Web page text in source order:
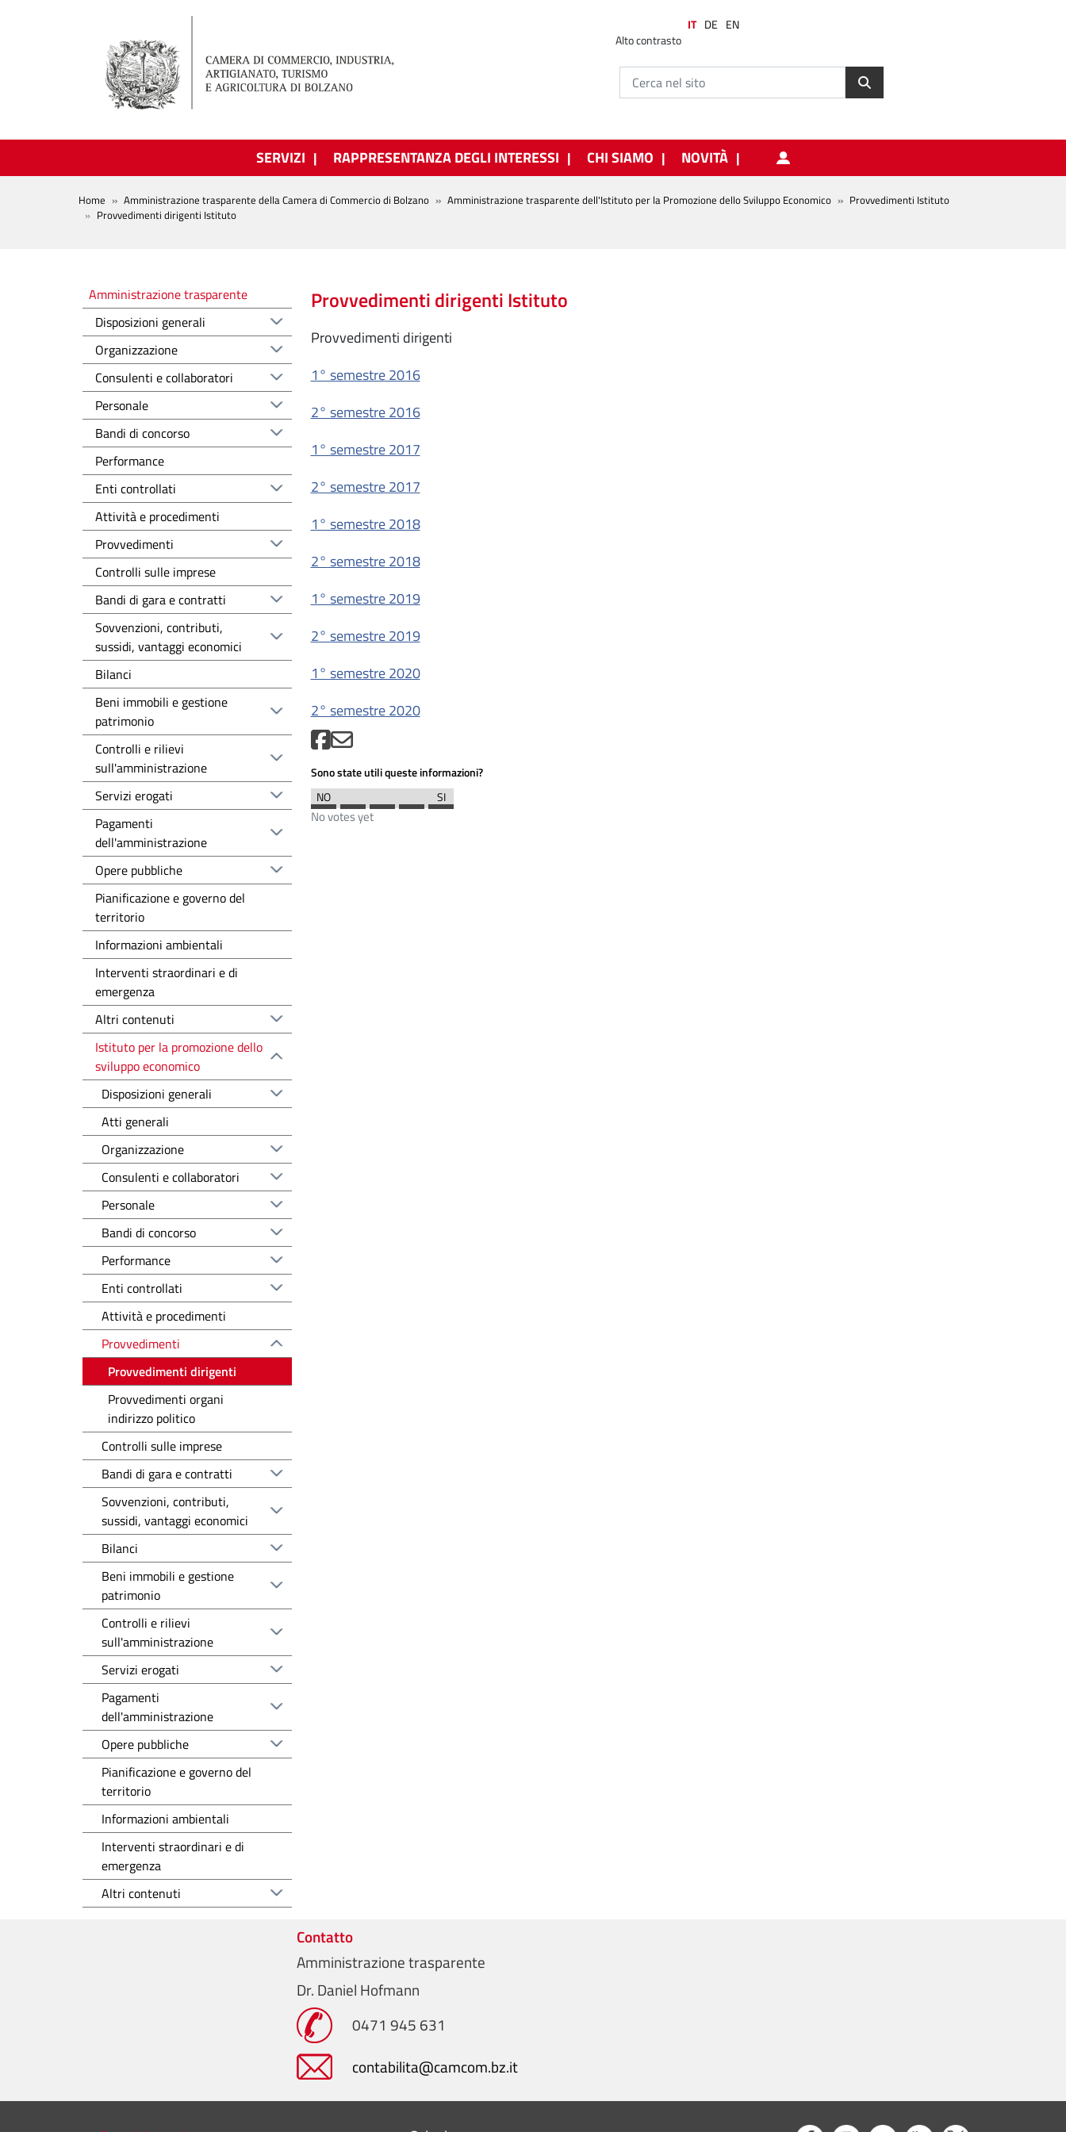
Alto contrasto
IT DE EN
SERVIZI RAPPRESENTANZA DEGLI INTERESSI CHI SIAMO NOVITÀ
BREADCRUMB
Home Amministrazione trasparente della Camera di Commercio di Bolzano Amministrazione trasparente dell'Istituto per la Promozione dello Sviluppo Economico
Provvedimenti Istituto
Provvedimenti dirigenti Istituto
Provvedimenti dirigenti Istituto
Provvedimenti dirigenti
1° semestre 2016
2° semestre 2016
1° semestre 2017
2° semestre 2017
1° semestre 2018
2° semestre 2018
1° semestre 2019
2° semestre 2019
1° semestre 2020
2° semestre 2020
Sono state utili queste informazioni?
No votes yet
Amministrazione trasparente
Amministrazione trasparente
Disposizioni generali
Organizzazione
Consulenti e collaboratori
Personale
Bandi di concorso
Performance
Enti controllati
Attività e procedimenti
Provvedimenti
Controlli sulle imprese
Bandi di gara e contratti
Sovvenzioni, contributi,
sussidi, vantaggi economici
Bilanci
Beni immobili e gestione
patrimonio
Controlli e rilievi
sull'amministrazione
Servizi erogati
Pagamenti
dell'amministrazione
Opere pubbliche
Pianificazione e governo del
territorio
Informazioni ambientali
Interventi straordinari e di
emergenza
Altri contenuti
Istituto per la promozione dello
sviluppo economico
Disposizioni generali
Atti generali
Organizzazione
Consulenti e collaboratori
Personale
Bandi di concorso
Performance
Enti controllati
Attività e procedimenti
Provvedimenti
Provvedimenti dirigenti
Provvedimenti organi
indirizzo politico
Controlli sulle imprese
Bandi di gara e contratti
Sovvenzioni, contributi,
sussidi, vantaggi economici
Bilanci
Beni immobili e gestione
patrimonio
Controlli e rilievi
sull'amministrazione
Servizi erogati
Pagamenti
dell'amministrazione
Opere pubbliche
Pianificazione e governo del
territorio
Informazioni ambientali
Interventi straordinari e di
emergenza
Altri contenuti
Contatto
Amministrazione trasparente
Dr. Daniel Hofmann
0471 945 631
contabilita@camcom.bz.it